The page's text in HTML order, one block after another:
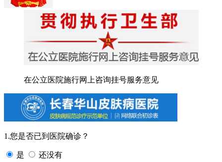
在公立医院施行网上咨询挂号服务意见
1.您是否已到医院确诊？
是 还没有